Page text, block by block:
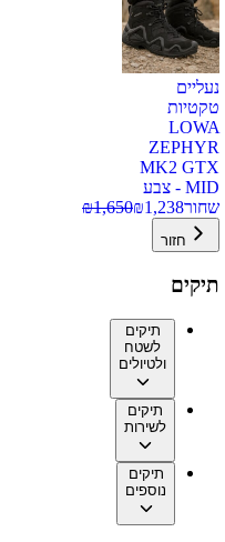
נעליים
טקטיות
LOWA
ZEPHYR
MK2 GTX
MID - צבע
שחור
₪1,238
₪1,650
חזור
תיקים
תיקים
לשטח
ולטיולים
תיקים
לשירות
תיקים
נוספים